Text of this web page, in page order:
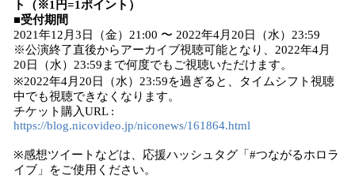
ト（※1円=1ポイント）
■受付期間
2021年12月3日（金）21:00 〜 2022年4月20日（水）23:59
※公演終了直後からアーカイブ視聴可能となり、2022年4月
20日（水）23:59まで何度でもご視聴いただけます。
※2022年4月20日（水）23:59を過ぎると、タイムシフト視聴
中でも視聴できなくなります。
チケット購入URL :
https://blog.nicovideo.jp/niconews/161864.html
※感想ツイートなどは、応援ハッシュタグ「#つながるホロラ
イブ」をご使用ください。